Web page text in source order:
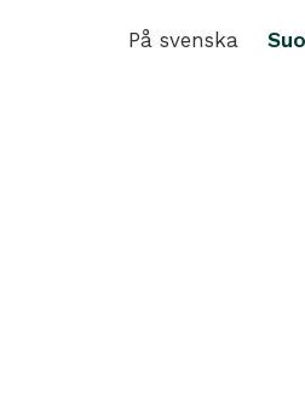
På svenska